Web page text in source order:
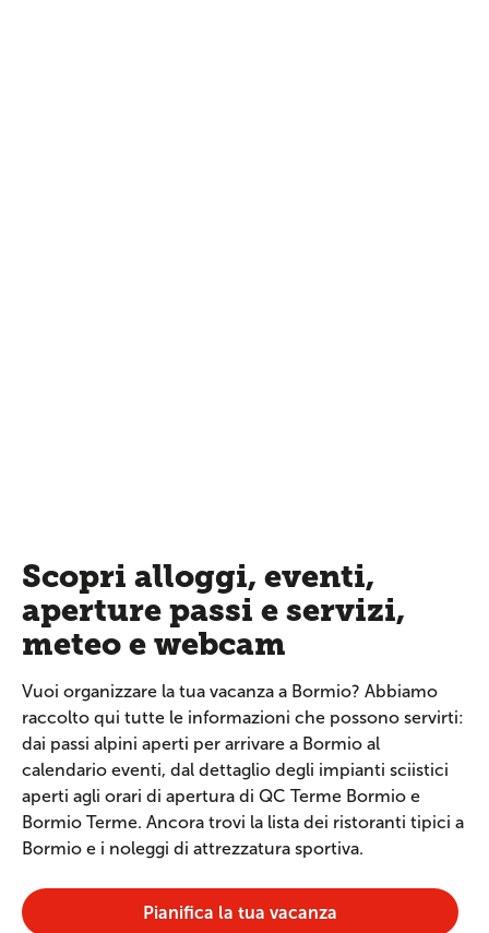
Scopri alloggi, eventi,
aperture passi e servizi,
meteo e webcam
Vuoi organizzare la tua vacanza a Bormio? Abbiamo
raccolto qui tutte le informazioni che possono servirti:
dai passi alpini aperti per arrivare a Bormio al
calendario eventi, dal dettaglio degli impianti sciistici
aperti agli orari di apertura di QC Terme Bormio e
Bormio Terme. Ancora trovi la lista dei ristoranti tipici a
Bormio e i noleggi di attrezzatura sportiva.
Pianifica la tua vacanza